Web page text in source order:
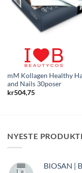
mM Kollagen Healthy
and Nails 30poser
kr504,75
NYESTE
BIOSAN |